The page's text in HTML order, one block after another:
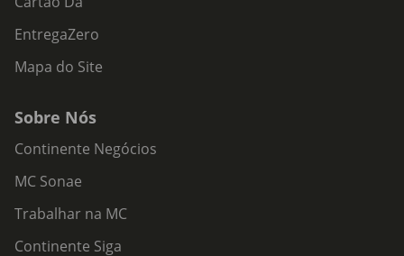
EntregaZero
Mapa do Site
Sobre Nós
Continente Negócios
MC Sonae
Trabalhar na MC
Continente Siga